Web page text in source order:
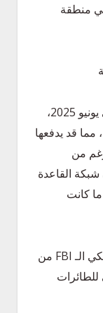
منطقة
بعد تدمير المفاعلات النووية الإيرانية في يونيو 2025،
قد يدفعها
من
شبكة القاعدة
كانت
تحذير مكتب التحقيقات الفيدرالية الأمريكي الـ FBI من
للطائرات